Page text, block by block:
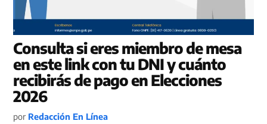
Consulta si eres miembro de mesa
en este link con tu DNI y cuánto
recibirás de pago en Elecciones
2026
por Redacción En Línea